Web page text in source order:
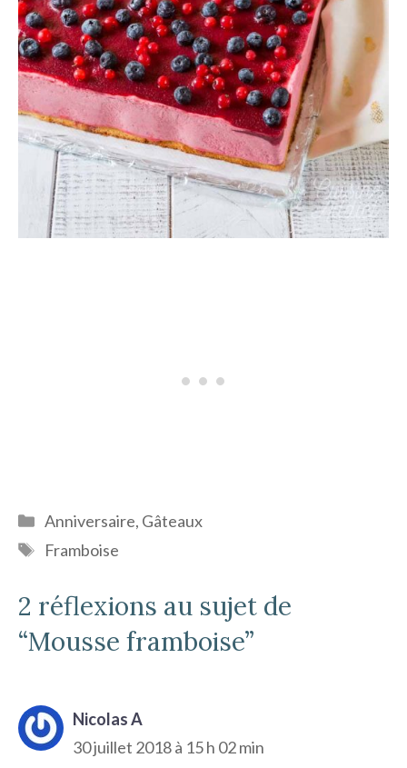
Catégories
Anniversaire, Gâteaux
Étiquettes
Framboise
2 réflexions au sujet de
“Mousse framboise”
Nicolas A
30 juillet 2018 à 15 h 02 min